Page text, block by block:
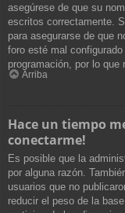
asegúrese de que su
escritos correctamente.
para asegurarse de que
foro esté mal
programación, por lo que
Arriba
Hace un tiempo
conectarme!
Es posible que la
por alguna razón.
usuarios que no
reducir el peso de la